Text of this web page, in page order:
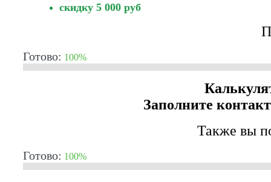
скидку 5 000 руб
Готово: 100%
Заполните
Также вы
Готово: 100%